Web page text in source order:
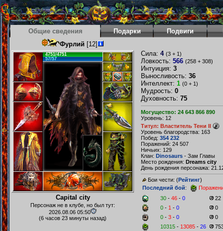
Общие сведения Подарки Подвиги
Фурлий [12]
4751/4751
57/57
Capital city
Персонаж не в клубе, но был тут:
2026.08.06 05:50
(6 часов 23 минуты назад)
Сила: 4 (3 + 1)
Ловкость: 566 (258 + 308)
Интуиция: 3
Выносливость: 36
Интеллект: 1 (0 + 1)
Мудрость: 0
Духовность: 75
Могущество: 24 643 866 890
Уровень: 12
Титул: Властитель Тени II
Уровень благородства: 163
Побед: 354 232
Поражений: 24 507
Ничьих: 129
Клан: Dinosaurs - Зам Главы
Место рождения: Dreams city
День рождения персонажа:
Бои чести: (Рейтинг)
Последний бой:
30 - 46 - 0
22
0 - 1 - 0
0
0 - 3 - 0
0
10315 - 13085 - 26